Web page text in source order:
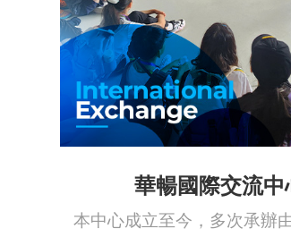
華暢國際交流中
本中心成立至今，多次承辦